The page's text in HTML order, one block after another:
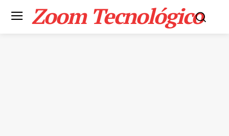
Zoom Tecnológico